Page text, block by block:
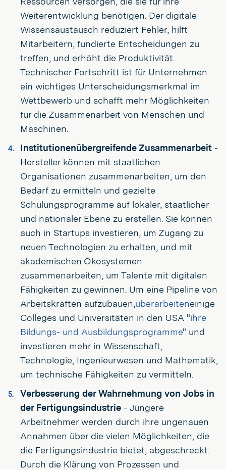
Weiterentwicklung benötigen. Der digitale
Wissensaustausch reduziert Fehler, hilft
Mitarbeitern, fundierte Entscheidungen zu
treffen, und erhöht die Produktivität.
Technischer Fortschritt ist für Unternehmen
ein wichtiges Unterscheidungsmerkmal im
Wettbewerb und schafft mehr Möglichkeiten
für die Zusammenarbeit von Menschen und
Maschinen.
Institutionenübergreifende Zusammenarbeit-
Hersteller können mit staatlichen
Organisationen zusammenarbeiten, um den
Bedarf zu ermitteln und gezielte
Schulungsprogramme auf lokaler, staatlicher
und nationaler Ebene zu erstellen. Sie können
auch in Startups investieren, um Zugang zu
neuen Technologien zu erhalten, und mit
akademischen Ökosystemen
zusammenarbeiten, um Talente mit digitalen
Fähigkeiten zu gewinnen. Um eine Pipeline von
Arbeitskräften aufzubauen,überarbeiteneinige
Colleges und Universitäten in den USA "ihre
Bildungs- und Ausbildungsprogramme" und
investieren mehr in Wissenschaft,
Technologie, Ingenieurwesen und Mathematik,
um technische Fähigkeiten zu vermitteln.
Verbesserung der Wahrnehmung von Jobs in
der Fertigungsindustrie- Jüngere
Arbeitnehmer werden durch ihre ungenauen
Annahmen über die vielen Möglichkeiten, die
die Fertigungsindustrie bietet, abgeschreckt.
Durch die Klärung von Prozessen und